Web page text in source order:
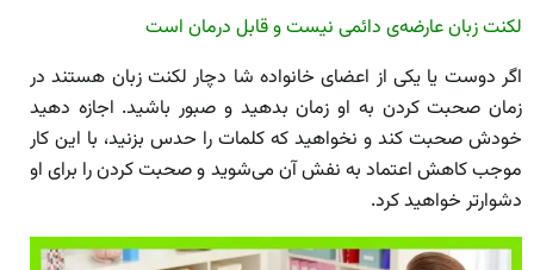
لکنت زبان عارضه‌ی دائمی نیست و قابل درمان است
اگر دوست یا یکی از اعضای خانواده شا دچار لکنت زبان هستند در
زمان صحبت کردن به او زمان بدهید و صبور باشید. اجازه دهید
خودش صحبت کند و نخواهید که کلمات را حدس بزنید، با این کار
موجب کاهش اعتماد به نفش آن‌ می‌شوید و صحبت کردن را برای او
دشوارتر خواهید کرد.